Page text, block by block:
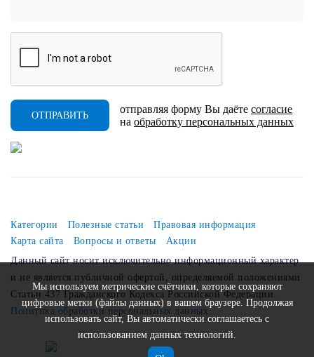
ОТПРАВИТЬ
отправляя форму Вы даёте согласие
на обработку персональных данных
Категории Полезные статьи
Правовая информация
Карта сайта
Вопросы и ответы
Акции
Данный сайт носит исключительно информационный характер
и не является публичной офертой, определяемой положениями
Статьи 437 Гражданского Кодекса Российской Федерации.
Политика обработки персональных данных
Мы используем метрические счётчики, которые сохраняют
цифровые метки (файлы данных) в вашем браузере. Продолжая
использовать сайт, Вы автоматически соглашаетесь с
использованием данных технологий.